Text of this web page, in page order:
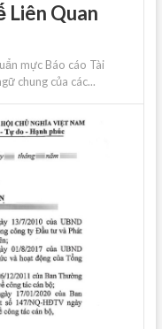
Liên Quan
mực Báo cáo Tài
chung của các...